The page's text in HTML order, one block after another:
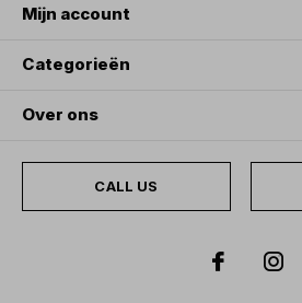
Mijn account
Categorieën
Over ons
CALL US